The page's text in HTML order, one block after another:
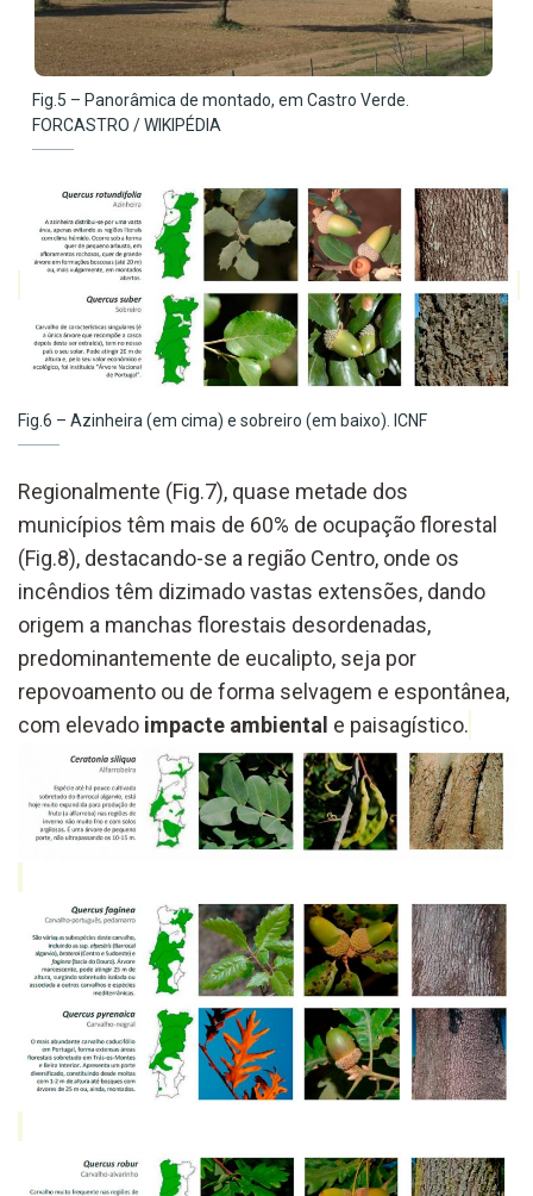
Fig.5 – Panorâmica de montado, em Castro Verde.
FORCASTRO / WIKIPÉDIA
Fig.6 – Azinheira (em cima) e sobreiro (em baixo). ICNF
Regionalmente (Fig.7), quase metade dos
municípios têm mais de 60% de ocupação florestal
(Fig.8), destacando-se a região Centro, onde os
incêndios têm dizimado vastas extensões, dando
origem a manchas florestais desordenadas,
predominantemente de eucalipto, seja por
repovoamento ou de forma selvagem e espontânea,
com elevado impacte ambiental e paisagístico.